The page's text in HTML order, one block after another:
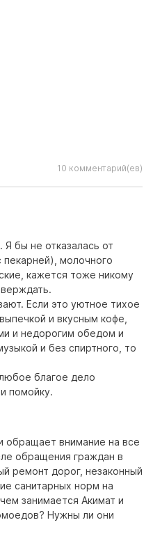
10 комментарий(ев)
Я бы не отказалась от
молочного
кажется тоже никому
Если это уютное тихое
и вкусным кофе,
и недорогим обедом и
и без спиртного, то
благое дело
помойку.
обращает внимание на все
обращения граждан в
ремонт дорог, незаконный
санитарных норм на
занимается Акимат и
Нужны ли они